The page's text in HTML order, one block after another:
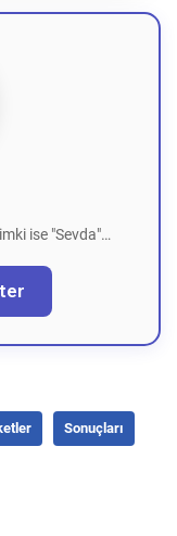
ise "Sevda"…
Sonuçları